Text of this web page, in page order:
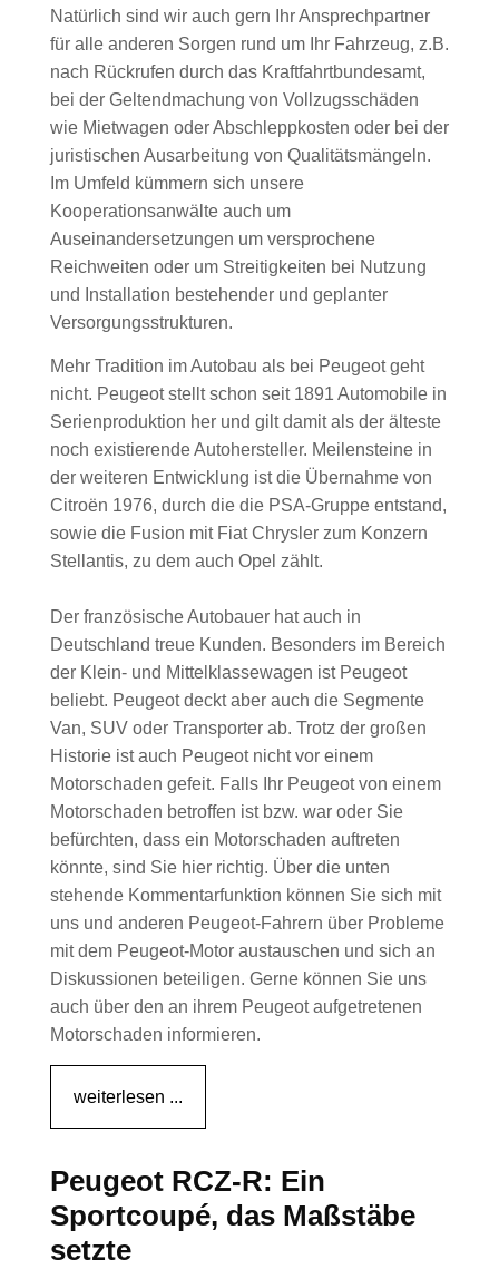
Natürlich sind wir auch gern Ihr Ansprechpartner
für alle anderen Sorgen rund um Ihr Fahrzeug, z.B.
nach Rückrufen durch das Kraftfahrtbundesamt,
bei der Geltendmachung von Vollzugsschäden
wie Mietwagen oder Abschleppkosten oder bei der
juristischen Ausarbeitung von Qualitätsmängeln.
Im Umfeld kümmern sich unsere
Kooperationsanwälte auch um
Auseinandersetzungen um versprochene
Reichweiten oder um Streitigkeiten bei Nutzung
und Installation bestehender und geplanter
Versorgungsstrukturen.
Mehr Tradition im Autobau als bei Peugeot geht
nicht. Peugeot stellt schon seit 1891 Automobile in
Serienproduktion her und gilt damit als der älteste
noch existierende Autohersteller. Meilensteine in
der weiteren Entwicklung ist die Übernahme von
Citroën 1976, durch die die PSA-Gruppe entstand,
sowie die Fusion mit Fiat Chrysler zum Konzern
Stellantis, zu dem auch Opel zählt.
Der französische Autobauer hat auch in
Deutschland treue Kunden. Besonders im Bereich
der Klein- und Mittelklassewagen ist Peugeot
beliebt. Peugeot deckt aber auch die Segmente
Van, SUV oder Transporter ab. Trotz der großen
Historie ist auch Peugeot nicht vor einem
Motorschaden gefeit. Falls Ihr Peugeot von einem
Motorschaden betroffen ist bzw. war oder Sie
befürchten, dass ein Motorschaden auftreten
könnte, sind Sie hier richtig. Über die unten
stehende Kommentarfunktion können Sie sich mit
uns und anderen Peugeot-Fahrern über Probleme
mit dem Peugeot-Motor austauschen und sich an
Diskussionen beteiligen. Gerne können Sie uns
auch über den an ihrem Peugeot aufgetretenen
Motorschaden informieren.
weiterlesen ...
Peugeot RCZ-R: Ein
Sportcoupé, das Maßstäbe
setzte